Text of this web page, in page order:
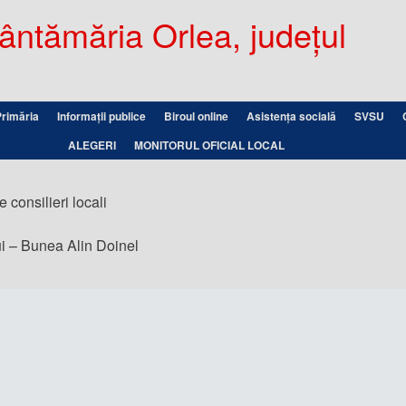
Orlea, județul
Informații publice Biroul online Asistența socială SVSU
ALEGERI
MONITORUL OFICIAL LOCAL
consilieri locali
– Bunea Alin Doinel